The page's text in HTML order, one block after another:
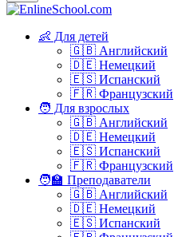
👶 Для детей
🇬🇧 Английский
🇩🇪 Немецкий
🇪🇸 Испанский
🇫🇷 Французский
🧑 Для взрослых
🇬🇧 Английский
🇩🇪 Немецкий
🇪🇸 Испанский
🇫🇷 Французский
🧑‍🏫 Преподаватели
🇬🇧 Английский
🇩🇪 Немецкий
🇪🇸 Испанский